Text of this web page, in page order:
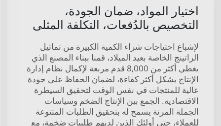
اختيار المواد، ضمان الجودة،
التخصيص بالدُفعات، التكلفة المثلى
لإشباع احتياجات شراء الكمية الكبيرة من تماثيل
الراتينج الخاصة بعيد الميلاد، قمنا ببناء المصنع الذي
يغطي أكثر من 8,000 قدم مربعة لإكمال نظام إدارة
الإنتاج بشكل أكثر كفاءة، لضمان الحفاظ على جودة
عالية للمنتجات في نفس الوقت لتحقيق السيطرة
الاقتصادية. الجمع بين الإنتاج الضخم وسياسات
الجملة المرنة يسمح له بتحقيق الطلبات المتنوعة
للعملاء، حتى أولئك الذين لديهم طلبيات ضخمة، مع